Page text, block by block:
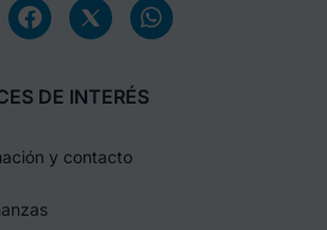
DE INTERÉS
y contacto